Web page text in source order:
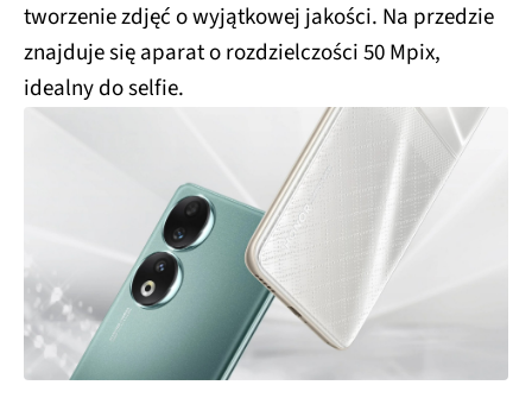
tworzenie zdjęć o wyjątkowej jakości. Na przedzie
znajduje się aparat o rozdzielczości 50 Mpix,
idealny do selfie.